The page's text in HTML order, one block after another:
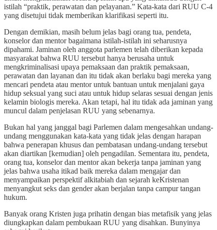
istilah “praktik, perawatan dan pelayanan.” Kata-kata dari RUU C-4
yang disetujui tidak memberikan klarifikasi seperti itu.
Dengan demikian, masih belum jelas bagi orang tua, pendeta,
konselor dan mentor bagaimana istilah-istilah ini seharusnya
dipahami. Jaminan oleh anggota parlemen telah diberikan kepada
masyarakat bahwa RUU tersebut hanya berusaha untuk
mengkriminalisasi upaya pemaksaan dan praktik pemaksaan,
perawatan dan layanan dan itu tidak akan berlaku bagi mereka yang
mencari pendeta atau mentor untuk bantuan untuk menjalani gaya
hidup seksual yang suci atau untuk hidup selaras sesuai dengan jenis
kelamin biologis mereka. Akan tetapi, hal itu tidak ada jaminan yang
muncul dalam penjelasan RUU yang sebenarnya.
Bukan hal yang janggal bagi Parlemen dalam mengesahkan undang-
undang menggunakan kata-kata yang tidak jelas dengan harapan
bahwa penerapan khusus dan pembatasan undang-undang tersebut
akan diartikan [kemudian] oleh pengadilan. Sementara itu, pendeta,
orang tua, konselor dan mentor akan bekerja tanpa jaminan yang
jelas bahwa usaha itikad baik mereka dalam mengajar dan
menyampaikan perspektif alkitabiah dan sejarah keKristenan
menyangkut seks dan gender akan berjalan tanpa campur tangan
hukum.
Banyak orang Kristen juga prihatin dengan bias metafisik yang jelas
diungkapkan dalam pembukaan RUU yang disahkan. Bunyinya